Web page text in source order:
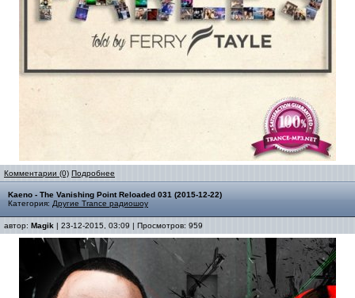
Комментарии (0) Подробнее
Kaeno - The Vanishing Point Reloaded 031 (2015-12-22)
Категория: Другие Trance радиошоу
автор: Magik | 23-12-2015, 03:09 | Просмотров: 959